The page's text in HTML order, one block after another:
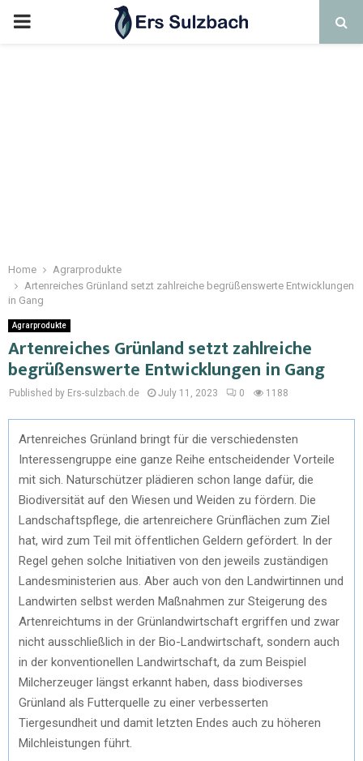
Home
Agrarprodukte
Artenreiches Grünland setzt zahlreiche begrüßenswerte Entwicklungen
in Gang
Agrarprodukte
Artenreiches Grünland setzt zahlreiche
begrüßenswerte Entwicklungen in Gang
Published by Ers-sulzbach.de July 11, 2023 0 1188
Artenreiches Grünland bringt für die verschiedensten
Interessengruppe eine ganze Reihe entscheidender Vorteile
mit sich. Naturschützer plädieren schon lange dafür, die
Biodiversität auf den Wiesen und Weiden zu fördern. Die
Landschaftspflege, die artenreichere Grünflächen zum Ziel
hat, wird zum Teil mit öffentlichen Geldern gefördert. In der
Regel gehen solche Initiativen von den jeweils zuständigen
Landesministerien aus. Aber auch von den Landwirtinnen und
Landwirten selbst werden Maßnahmen zur Steigerung des
Artenreichtums in der Grünlandwirtschaft ergriffen und zwar
nicht ausschließlich in der Bio-Landwirtschaft, sondern auch
in der konventionellen Landwirtschaft, da zum Beispiel
Milcherzeuger längst erkannt haben, dass biodiverses
Grünland als Futterquelle zu einer verbesserten
Tiergesundheit und damit letzten Endes auch zu höheren
Milchleistungen führt.